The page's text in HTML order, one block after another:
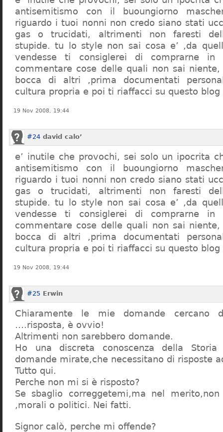
antisemitismo con il buoungiorno
riguardo i tuoi nonni non credo siano stati
gas o trucidati, altrimenti non faresti
stupide. tu lo style non sai cosa e’ ,da
vendesse ti consiglerei di comprarne in
commentare cose delle quali non sai
bocca di altri ,prima documentati
cultura propria e poi ti riaffacci su questo blog
19 Nov 2008, 19:44
#24 david calo’
e’ inutile che provochi, sei solo un ipocrita
antisemitismo con il buoungiorno
riguardo i tuoi nonni non credo siano stati
gas o trucidati, altrimenti non faresti
stupide. tu lo style non sai cosa e’ ,da
vendesse ti consiglerei di comprarne in
commentare cose delle quali non sai
bocca di altri ,prima documentati
cultura propria e poi ti riaffacci su questo blog
19 Nov 2008, 19:44
#25 Erwin
Chiaramente le mie domande cercano
….risposta, è ovvio!
Altrimenti non sarebbero domande.
Ho una discreta conoscenza della
domande mirate,che necessitano di risposte
Tutto qui.
Perche non mi si è risposto?
Se sbaglio correggetemi,ma nel
,morali o politici. Nei fatti.
Signor calò, perche mi offende?